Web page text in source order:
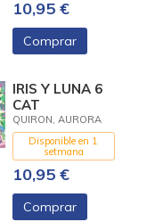
10,95 €
Comprar
IRIS Y LUNA 6
CAT
QUIRON, AURORA
Disponible en 1
setmana
10,95 €
Comprar